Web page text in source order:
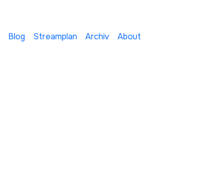
Blog Streamplan Archiv About